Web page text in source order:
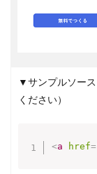
▼サンプルソース
ください）
<a href=